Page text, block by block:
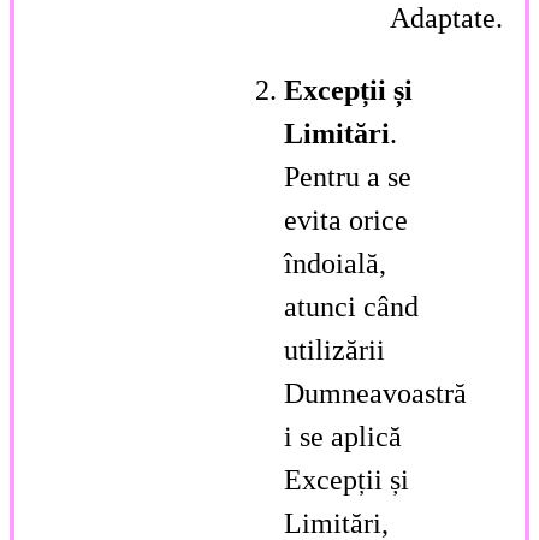
Adaptate.
Excepții și
Limitări.
Pentru a se
evita orice
îndoială,
atunci când
utilizării
Dumneavoastră
i se aplică
Excepții și
Limitări,